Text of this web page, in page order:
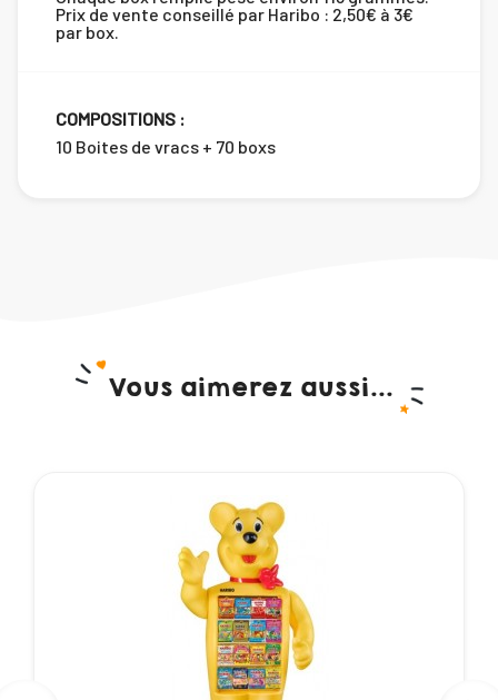
Prix de vente conseillé par Haribo : 2,50€ à 3€
par box.
COMPOSITIONS :
10 Boites de vracs + 70 boxs
Vous aimerez aussi...